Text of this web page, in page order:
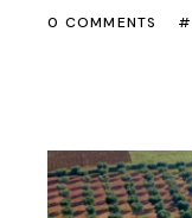
0 COMMENTS